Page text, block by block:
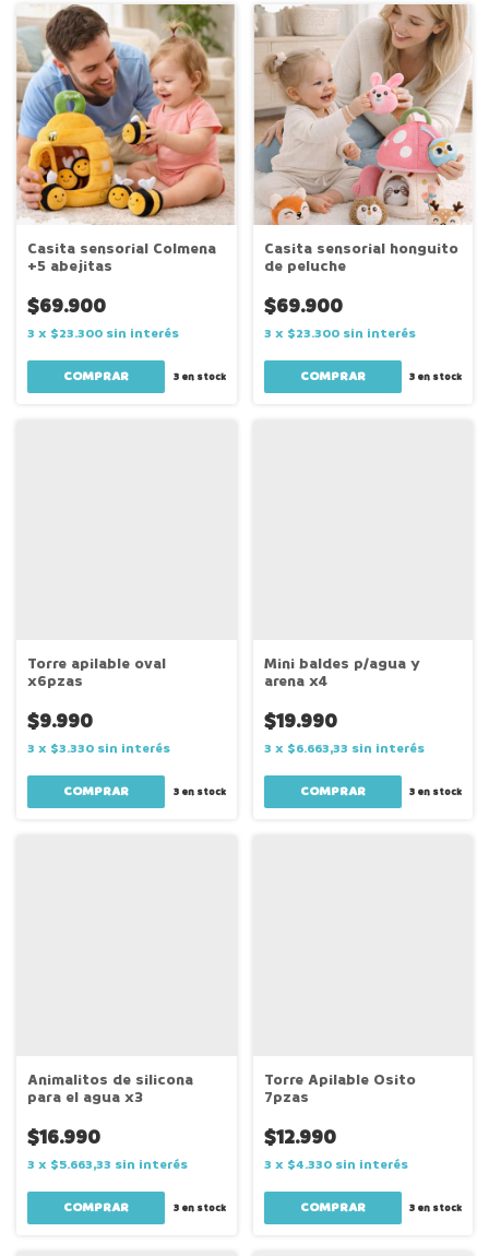
Casita sensorial Colmena
+5 abejitas
$69.900
3 x $23.300 sin interés
3en stock
Casita sensorial honguito
de peluche
$69.900
3 x $23.300 sin interés
3 en stock
Torre apilable oval
x6pzas
$9.990
3 x $3.330 sin interés
3en stock
Mini baldes p/agua y
arena x4
$19.990
3 x $6.663,33 sin interés
3 en stock
Animalitos de silicona
para el agua x3
$16.990
3 x $5.663,33 sin interés
3en stock
Torre Apilable Osito
7pzas
$12.990
3 x $4.330 sin interés
3 en stock